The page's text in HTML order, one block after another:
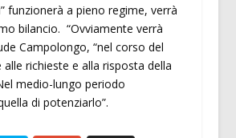
funzionerà a pieno regime, verrà
bilancio. “Ovviamente verrà
Campolongo, “nel corso del
richieste e alla risposta della
medio-lungo periodo
di potenziarlo”.